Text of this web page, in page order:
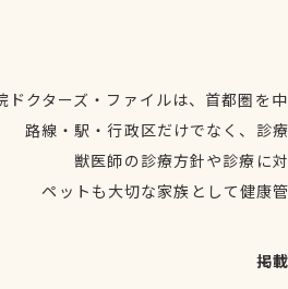
ドクターズ・ファイルは、首都圏を
路線・駅・行政区だけでなく、診
獣医師の診療方針や診療に
ペットも大切な家族として健康
掲